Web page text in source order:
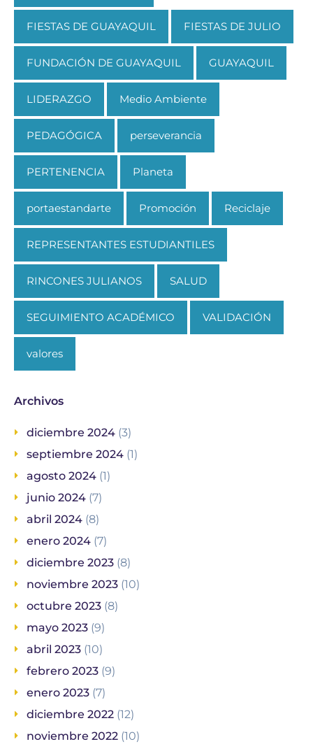
FIESTAS DE GUAYAQUIL FIESTAS DE JULIO
FUNDACIÓN DE GUAYAQUIL GUAYAQUIL
LIDERAZGO Medio Ambiente
PEDAGÓGICA perseverancia
PERTENENCIA Planeta
portaestandarte Promoción Reciclaje
REPRESENTANTES ESTUDIANTILES
RINCONES JULIANOS SALUD
SEGUIMIENTO ACADÉMICO VALIDACIÓN
valores
Archivos
diciembre 2024 (3)
septiembre 2024 (1)
agosto 2024 (1)
junio 2024 (7)
abril 2024 (8)
enero 2024 (7)
diciembre 2023 (8)
noviembre 2023 (10)
octubre 2023 (8)
mayo 2023 (9)
abril 2023 (10)
febrero 2023 (9)
enero 2023 (7)
diciembre 2022 (12)
noviembre 2022 (10)